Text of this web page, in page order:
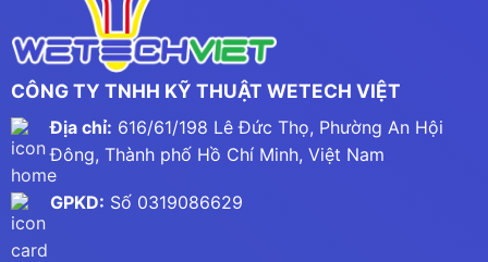
CÔNG TY TNHH KỸ THUẬT WETECH VIỆT
Địa chỉ: 616/61/198 Lê Đức Thọ, Phường An Hội
Đông, Thành phố Hồ Chí Minh, Việt Nam
GPKD: Số 0319086629